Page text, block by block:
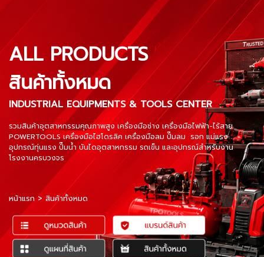
ALL PRODUCTS
สินค้าทั้งหมด
INDUSTRIAL EQUIPMENTS & TOOLS CENTER
รวมสินค้าอุตสาหกรรมคุณภาพสูง เครื่องมือช่าง เครื่องมือไฟฟ้า-ไร้สาย
POWERTOOLS เครื่องมือไฮโดรลิค เครื่องมือลม ปั๊มลม รอก แม่แรง
อุปกรณ์ทุ่นแรง ปั๊มน้ำ บันไดอุตสาหกรรม รถเข็น และอุปกรณ์สำหรับงาน
โรงงานครบวงจร
หน้าแรก> สินค้าทั้งหมด